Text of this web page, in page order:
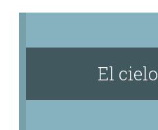
El cielo